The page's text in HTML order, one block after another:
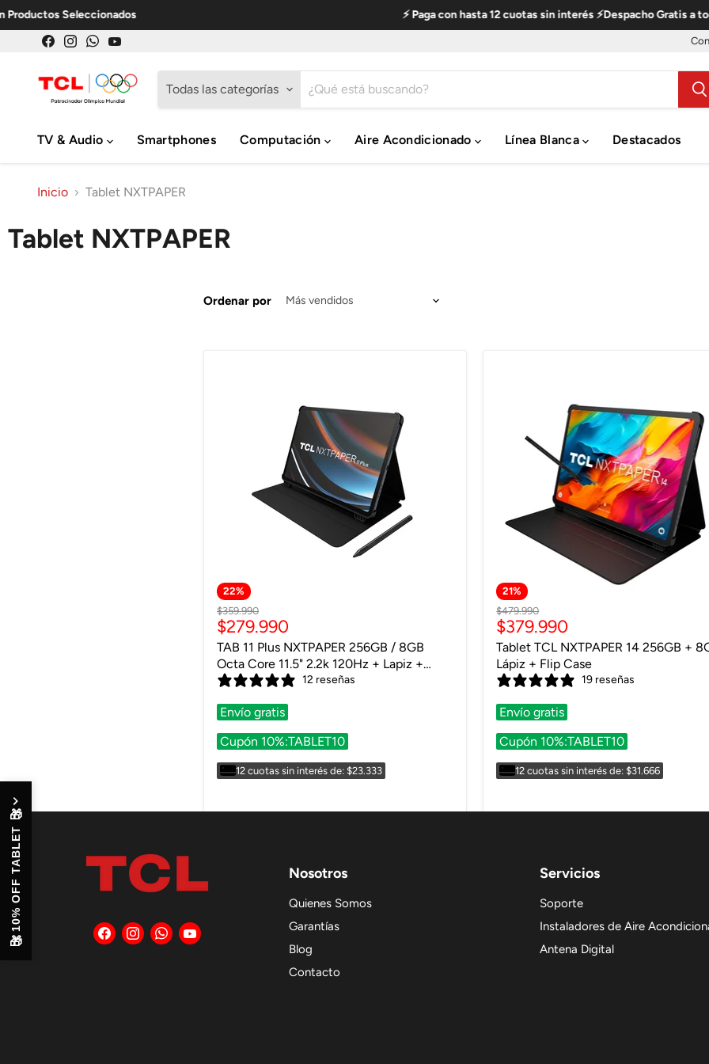
Seleccionados ⚡ Paga con hasta 12 cuotas sin interés ⚡Despacho Gratis a
Facebook
Instagram
en
WhatsApp
en
YouTube
Todas las categorías
TV & Audio Smartphones Computación Aire Acondicionado Línea Blanca Destacados
Inicio Tablet NXTPAPER
Tablet NXTPAPER
Ordenar por
22%
Precio
original
$359.990
Precio
actual
$279.990
TAB 11 Plus NXTPAPER 256GB / 8GB
Octa Core 11.5" 2.2k 120Hz + Lapiz +
Cover
12 reseñas
Envío gratis
Cupón 10%:TABLET10
12 cuotas sin interés de: $23.333
21%
Precio
original
$479.990
Precio
actual
$379.990
Tablet TCL NXTPAPER 14 256GB +
Lápiz + Flip Case
19 reseñas
Envío gratis
Cupón 10%:TABLET10
12 cuotas sin interés de: $31.666
Encuéntrenos
en
Encuéntrenos
en
Encuéntrenos
en
Encuéntrenos
en
Nosotros
Quienes Somos
Garantías
Blog
Contacto
Servicios
Soporte
Instaladores de Aire
Antena Digital
🎁
10% OFF TABLET
🎁